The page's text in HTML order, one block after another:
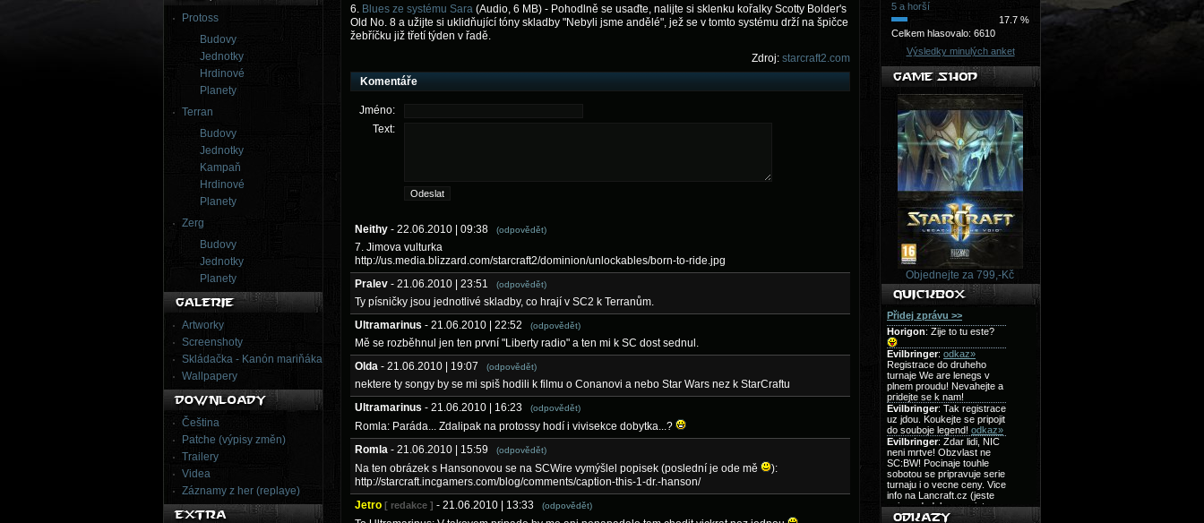
Protoss
Budovy
Jednotky
Hrdinové
Planety
Terran
Budovy
Jednotky
Kampaň
Hrdinové
Planety
Zerg
Budovy
Jednotky
Planety
Artworky
Screenshoty
Skládačka - Kanón mariňáka
Wallpapery
Čeština
Patche (výpisy změn)
Trailery
Videa
Záznamy z her (replaye)
6. Blues ze systému Sara (Audio, 6 MB) - Pohodlně se usaďte, nalijte si sklenku kořalky Scotty Bolder's
Old No. 8 a užijte si uklidňující tóny skladby "Nebyli jsme andělé", jež se v tomto systému drží na špičce
žebříčku již třetí týden v řadě.
Zdroj: starcraft2.com
Komentáře
Jméno:
Text:
Neithy - 22.06.2010 | 09:38 (odpovědět)
7. Jimova vulturka
http://us.media.blizzard.com/starcraft2/dominion/unlockables/born-to-ride.jpg
Pralev - 21.06.2010 | 23:51 (odpovědět)
Ty písničky jsou jednotlivé skladby, co hrají v SC2 k Terranům.
Ultramarinus - 21.06.2010 | 22:52 (odpovědět)
Mě se rozběhnul jen ten první "Liberty radio" a ten mi k SC dost sednul.
Olda - 21.06.2010 | 19:07 (odpovědět)
nektere ty songy by se mi spiš hodili k filmu o Conanovi a nebo Star Wars nez k StarCraftu
Ultramarinus - 21.06.2010 | 16:23 (odpovědět)
Romla: Paráda... Zdalipak na protossy hodí i vivisekce dobytka...?
Romla - 21.06.2010 | 15:59 (odpovědět)
Na ten obrázek s Hansonovou se na SCWire vymýšlel popisek (poslední je ode mě
):
http://starcraft.incgamers.com/blog/comments/caption-this-1-dr.-hanson/
Jetro [ redakce ] - 21.06.2010 | 13:33 (odpovědět)
5 a horší
17.7 %
Celkem hlasovalo: 6610
Výsledky minulých anket
Objednejte za 799,-Kč